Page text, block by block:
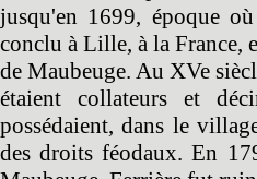
jusqu'en 1699, époque
conclu à Lille, à la France,
de Maubeuge. Au XVe
étaient collateurs et
possédaient, dans le
des droits féodaux. En